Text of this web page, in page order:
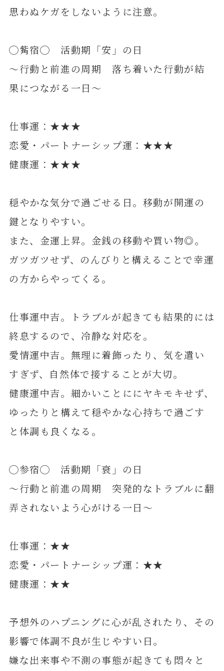
思わぬケガをしないように注意。
◯觜宿◯ 活動期「安」の日
～行動と前進の周期 落ち着いた行動が結
果につながる一日～
仕事運：★★★
恋愛・パートナーシップ運：★★★
健康運：★★★
穏やかな気分で過ごせる日。移動が開運の
鍵となりやすい。
また、金運上昇。金銭の移動や買い物◎。
ガツガツせず、のんびりと構えることで幸運
の方からやってくる。
仕事運中吉。トラブルが起きても結果的には
終息するので、冷静な対応を。
愛情運中吉。無理に着飾ったり、気を遣い
すぎず、自然体で接することが大切。
健康運中吉。細かいことににヤキモキせず、
ゆったりと構えて穏やかな心持ちで過ごす
と体調も良くなる。
◯参宿◯ 活動期「衰」の日
～行動と前進の周期 突発的なトラブルに翻
弄されないよう心がける一日～
仕事運：★★
恋愛・パートナーシップ運：★★
健康運：★★
予想外のハプニングに心が乱されたり、その
影響で体調不良が生じやすい日。
嫌な出来事や不測の事態が起きても悶々と